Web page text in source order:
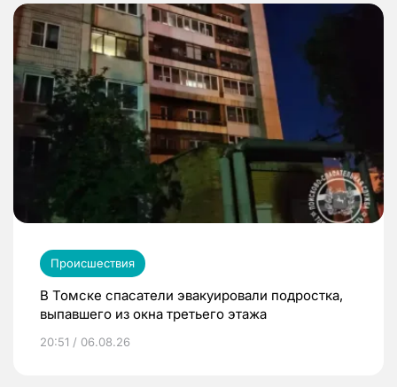
Происшествия
В Томске спасатели эвакуировали подростка,
выпавшего из окна третьего этажа
20:51 / 06.08.26